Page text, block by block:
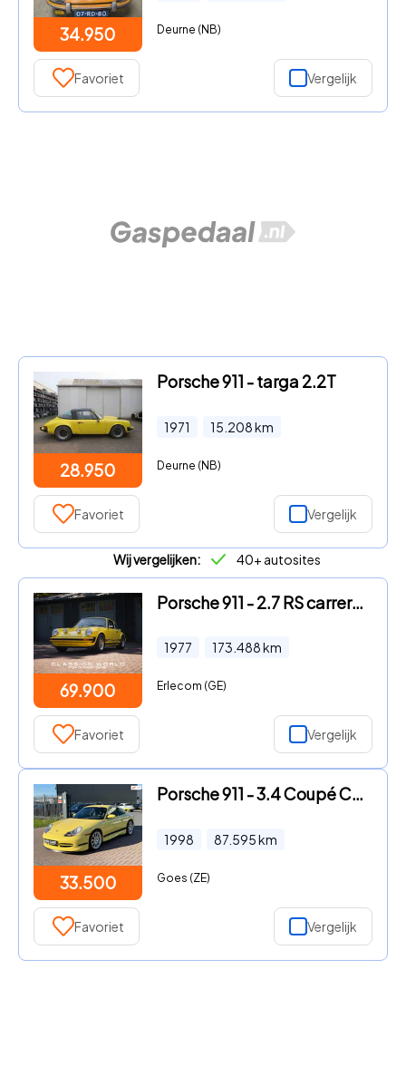
34.950 Deurne (NB)
Favoriet Vergelijk
28.950
Porsche 911 - targa 2.2T
1971 15.208km
Deurne (NB)
Favoriet Vergelijk
Wij vergelijken: 40+ autosites
69.900
Porsche 911 - 2.7 RS carrera look
1977 173.488km
Erlecom (GE)
Favoriet Vergelijk
33.500
Porsche 911 - 3.4 Coupé Carrera GT3 Aero 301PK Geel Uniek
1998 87.595km
Goes (ZE)
Favoriet Vergelijk